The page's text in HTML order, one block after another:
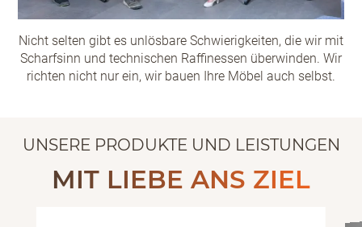
Nicht selten gibt es unlösbare Schwierigkeiten, die wir mit
Scharfsinn und technischen Raffinessen überwinden. Wir
richten nicht nur ein, wir bauen Ihre Möbel auch selbst.
UNSERE PRODUKTE UND LEISTUNGEN
MIT LIEBE ANS ZIEL